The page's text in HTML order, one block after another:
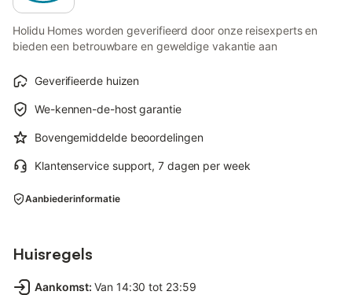
Holidu Homes worden geverifieerd door onze reisexperts en
bieden een betrouwbare en geweldige vakantie aan
Geverifieerde huizen
We-kennen-de-host garantie
Bovengemiddelde beoordelingen
Klantenservice support, 7 dagen per week
Aanbiederinformatie
Huisregels
Aankomst: Van 14:30 tot 23:59